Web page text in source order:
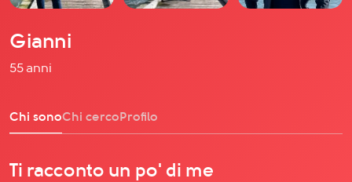
Gianni
55 anni
Chi sonoChi cercoProfilo
Ti racconto un po' di me